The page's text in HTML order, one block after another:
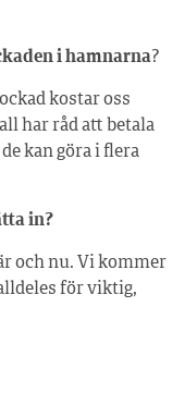
i hamnarna?
kostar oss
har råd att betala
kan göra i flera
in?
och nu. Vi kommer
för viktig,